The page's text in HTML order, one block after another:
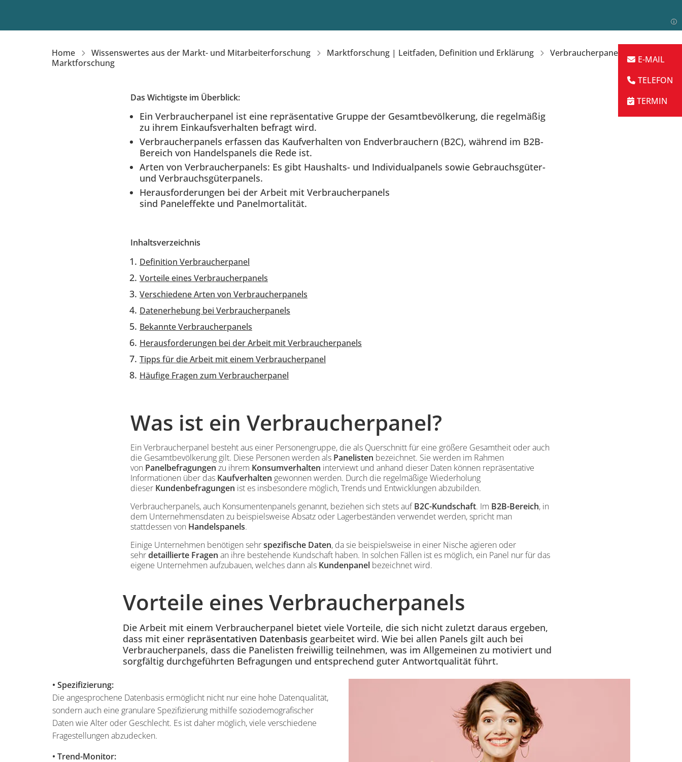
Home Wissenswertes aus der Markt- und Mitarbeiterforschung Marktforschung | Leitfaden, Definition und Erklärung
Verbraucherpanel |
Marktforschung
Einleitung
Das Wichtigste im Überblick:
Ein Verbraucherpanel ist eine repräsentative Gruppe der Gesamtbevölkerung, die regelmäßig
zu ihrem Einkaufsverhalten befragt wird.
Verbraucherpanels erfassen das Kaufverhalten von Endverbrauchern (B2C), während im B2B-
Bereich von Handelspanels die Rede ist.
Arten von Verbraucherpanels: Es gibt Haushalts- und Individualpanels sowie Gebrauchsgüter-
und Verbrauchsgüterpanels.
Herausforderungen bei der Arbeit mit Verbraucherpanels
sind Paneleffekte und Panelmortalität.
Einleitung
Inhaltsverzeichnis
Definition Verbraucherpanel
Vorteile eines Verbraucherpanels
Verschiedene Arten von Verbraucherpanels
Datenerhebung bei Verbraucherpanels
Bekannte Verbraucherpanels
Herausforderungen bei der Arbeit mit Verbraucherpanels
Tipps für die Arbeit mit einem Verbraucherpanel
Häufige Fragen zum Verbraucherpanel
Einleitung
Was ist ein Verbraucherpanel?
Ein Verbraucherpanel besteht aus einer Personengruppe, die als Querschnitt für eine größere Gesamtheit oder auch
die Gesamtbevölkerung gilt. Diese Personen werden als Panelisten bezeichnet. Sie werden im Rahmen
von Panelbefragungen zu ihrem Konsumverhalten interviewt und anhand dieser Daten können repräsentative
Informationen über das Kaufverhalten gewonnen werden. Durch die regelmäßige Wiederholung
dieser Kundenbefragungen ist es insbesondere möglich, Trends und Entwicklungen abzubilden.
Verbraucherpanels, auch Konsumentenpanels genannt, beziehen sich stets aufB2C-Kundschaft. Im B2B-Bereich, in
dem Unternehmensdaten zu beispielsweise Absatz oder Lagerbeständen verwendet werden, spricht man
stattdessen von Handelspanels.
Einige Unternehmen benötigen sehrspezifische Daten, da sie beispielsweise in einer Nische agieren oder
sehrdetaillierte Fragen an ihre bestehende Kundschaft haben. In solchen Fällen ist es möglich, ein Panel nur für das
eigene Unternehmen aufzubauen, welches dann als Kundenpanel bezeichnet wird.
Einleitung
Vorteile eines Verbraucherpanels
Die Arbeit mit einem Verbraucherpanel bietet viele Vorteile, die sich nicht zuletzt daraus ergeben,
dass mit einer repräsentativen Datenbasis gearbeitet wird. Wie bei allen Panels gilt auch bei
Verbraucherpanels, dass die Panelisten freiwillig teilnehmen, was im Allgemeinen zu motiviert und
sorgfältig durchgeführten Befragungen und entsprechend guter Antwortqualität führt.
• Spezifizierung:
Die angesprochene Datenbasis ermöglicht nicht nur eine hohe Datenqualität,
sondern auch eine granulare Spezifizierung mithilfe soziodemografischer
Daten wie Alter oder Geschlecht. Es ist daher möglich, viele verschiedene
Fragestellungen abzudecken.
• Trend-Monitor: